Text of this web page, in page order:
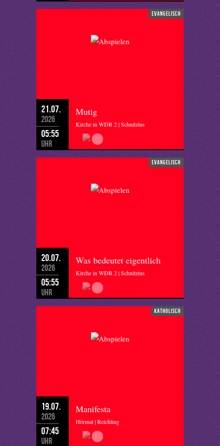
evangelisch
21.07.
2026
05:55
Uhr
Mutig
Kirche in WDR 2 | Schnitzius
evangelisch
20.07.
2026
05:55
Uhr
Was bedeutet eigentlich
Kirche in WDR 2 | Schnitzius
katholisch
19.07.
2026
07:45
Uhr
Manifesta
Hörmal | Reichling